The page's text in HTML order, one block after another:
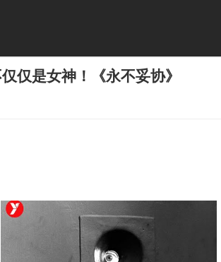
仅是女神！《永不妥协》